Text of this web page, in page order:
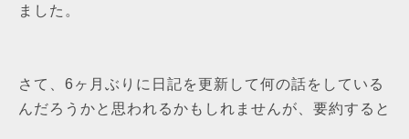
ました。
さて、6ヶ月ぶりに日記を更新して何の話をしている
んだろうかと思われるかもしれませんが、要約すると